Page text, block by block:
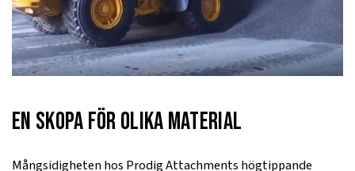
En skopa för olika material
Mångsidigheten hos Prodig Attachments högtippande